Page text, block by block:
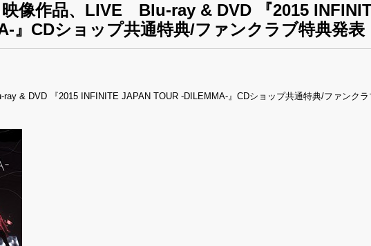
映像作品、LIVE Blu-ray & DVD 『2015
』CDショップ共通特典/ファンクラブ特典発表
& DVD 『2015 INFINITE JAPAN TOUR -DILEMMA-』CDショップ共通特典/ファンクラ